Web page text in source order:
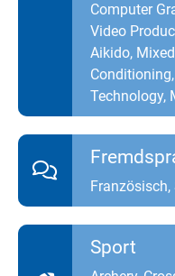
Computer
Video
Aikido,
Technology,
Sport